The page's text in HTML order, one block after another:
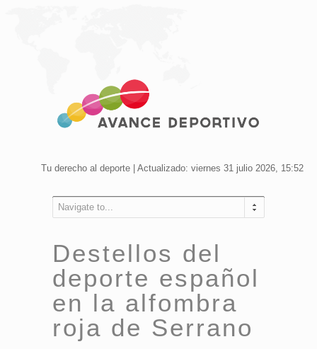
Tu derecho al deporte | Actualizado: viernes 31 julio 2026, 15:52
Navigate to...
Destellos del
deporte español
en la alfombra
roja de Serrano